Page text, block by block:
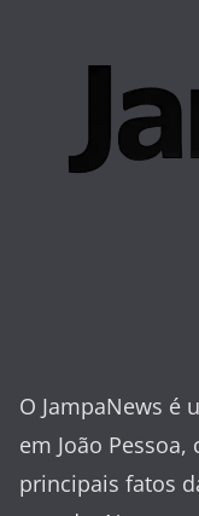
O JampaNews é
em João
principais fatos